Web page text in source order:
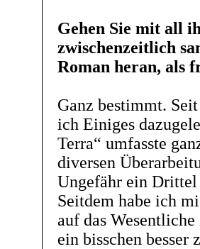
Gehen Sie mit all
zwischenzeitlich
Roman heran, als
Ganz bestimmt.
ich Einiges
Terra“ umfasste
diversen
Ungefähr ein Drittel
Seitdem habe ich
auf das
ein bisschen besser